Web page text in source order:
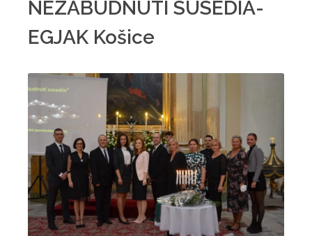
NEZABUDNUTÍ SUSEDIA-
EGJAK Košice